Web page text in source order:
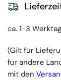
ca. 1-3
(Gilt für
für andere
mit den